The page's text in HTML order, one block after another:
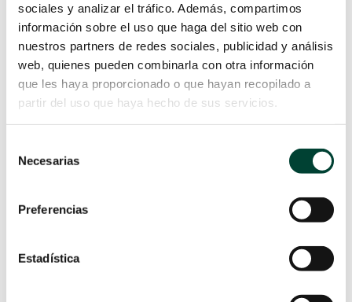
sociales y analizar el tráfico. Además, compartimos
información sobre el uso que haga del sitio web con
nuestros partners de redes sociales, publicidad y análisis
web, quienes pueden combinarla con otra información
que les haya proporcionado o que hayan recopilado a
partir del uso que haya hecho de sus servicios.
Necesarias
Preferencias
Estadística
La técnica del ECG-IC, a la cual
responden ambos dispositivos, es
reconocida unánimemente como un
método seguro, preciso y económico
para comprobar la localización de la
punta de los catéteres centrales y
ofrece una mejor relación
fluoroscopia y la ecocardiografía.
los estudios recientes publicados
LEER MÁS